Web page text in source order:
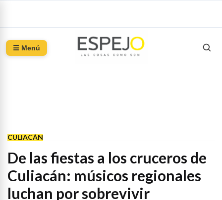
☰ Menú
CULIACÁN
De las fiestas a los cruceros de
Culiacán: músicos regionales
luchan por sobrevivir